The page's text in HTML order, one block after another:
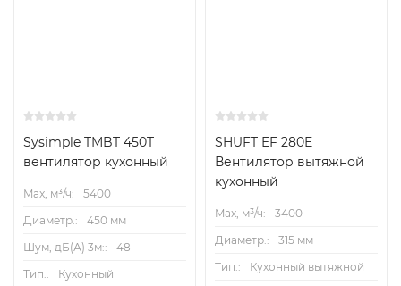
Sysimple TMBT 450T
вентилятор кухонный
Max, м³/ч:
5400
Диаметр.:
450 мм
Шум, дБ(А) 3м::
48
Тип.:
Кухонный
SHUFT EF 280E
Вентилятор вытяжной
кухонный
Max, м³/ч:
3400
Диаметр.:
315 мм
Тип.:
Кухонный вытяжной